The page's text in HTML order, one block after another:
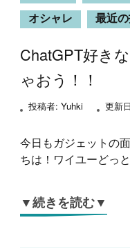
オシャレ
最近
ChatGPT好き
ゃおう！！
投稿者: Yuhki 更新
今日もガジェットの
ちは！ワイユーどっ
▼続きを読む▼